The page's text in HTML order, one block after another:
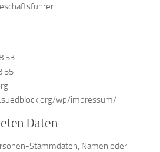
53
55
wp/impressum/
Daten
Stammdaten, Namen oder